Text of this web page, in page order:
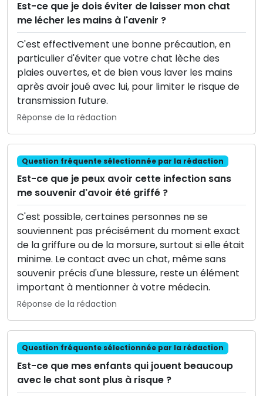
Est-ce que je dois éviter de laisser mon chat
me lécher les mains à l'avenir ?
C'est effectivement une bonne précaution, en
particulier d'éviter que votre chat lèche des
plaies ouvertes, et de bien vous laver les mains
après avoir joué avec lui, pour limiter le risque de
transmission future.
Réponse de la rédaction
Question fréquente sélectionnée par la rédaction
Est-ce que je peux avoir cette infection sans
me souvenir d'avoir été griffé ?
C'est possible, certaines personnes ne se
souviennent pas précisément du moment exact
de la griffure ou de la morsure, surtout si elle était
minime. Le contact avec un chat, même sans
souvenir précis d'une blessure, reste un élément
important à mentionner à votre médecin.
Réponse de la rédaction
Question fréquente sélectionnée par la rédaction
Est-ce que mes enfants qui jouent beaucoup
avec le chat sont plus à risque ?